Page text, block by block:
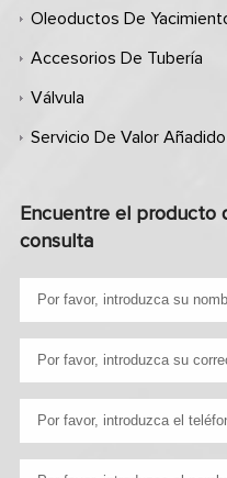
Oleoductos De
Accesorios De Tubería
Válvula
Servicio De Valor
Encuentre el producto
consulta